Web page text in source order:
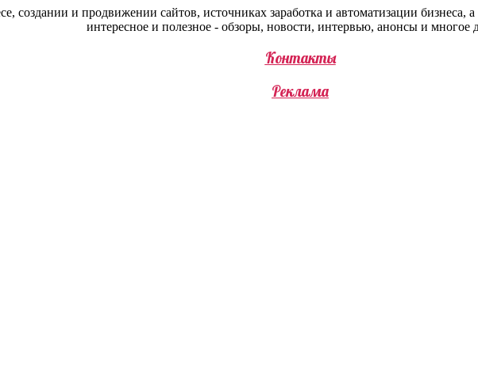
создании и продвижении сайтов, источниках заработка и автоматизации бизнеса,
интересное и полезное - обзоры, новости, интервью, анонсы и многое
Контакты
Реклама